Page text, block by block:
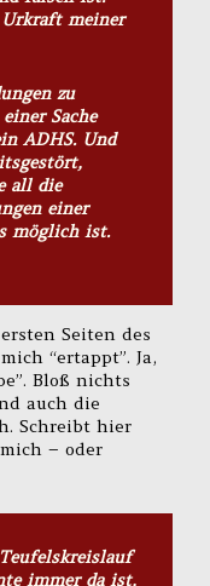
Urkraft meiner
zu
Sache
ADHS. Und
all die
einer
möglich ist.
Seiten des
“ertappt”. Ja,
Bloß nichts
auch die
Schreibt hier
– oder
immer da ist,